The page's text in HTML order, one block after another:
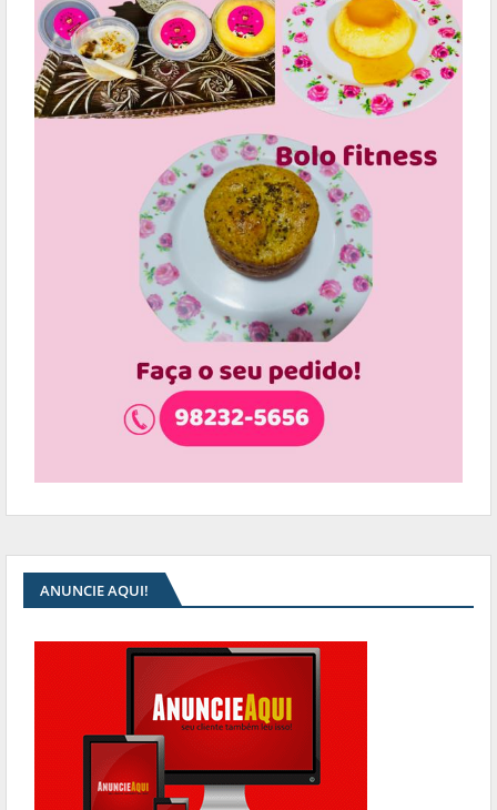
ANUNCIE AQUI!